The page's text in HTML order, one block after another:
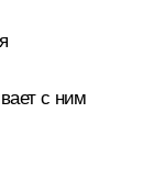
с ним